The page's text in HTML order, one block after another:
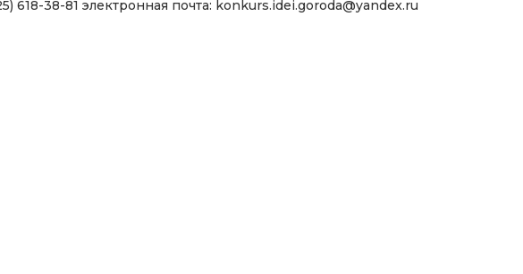
618-38-81 электронная почта: konkurs.idei.goroda@yandex.ru